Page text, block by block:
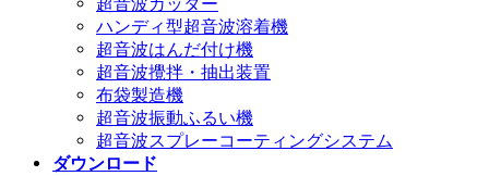
ハンディ型超音波溶着機
超音波はんだ付け機
超音波攪拌・抽出装置
布袋製造機
超音波振動ふるい機
超音波スプレーコーティングシステム
ダウンロード